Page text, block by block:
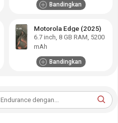
Bandingkan
Motorola Edge (2025)
6.7 inch, 8 GB RAM 5200
mAh
Bandingkan